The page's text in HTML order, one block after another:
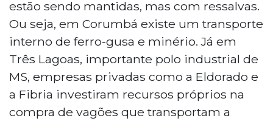
estão sendo mantidas, mas com ressalvas.
Ou seja, em Corumbá existe um transporte
interno de ferro-gusa e minério. Já em
Três Lagoas, importante polo industrial de
MS, empresas privadas como a Eldorado e
a Fibria investiram recursos próprios na
compra de vagões que transportam a